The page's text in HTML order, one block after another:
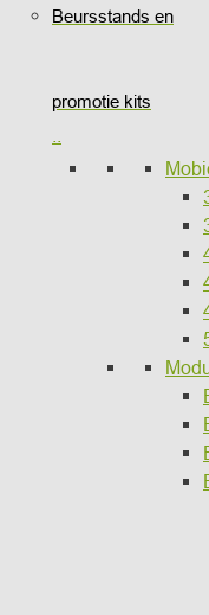
Beursstands en
promotie kits